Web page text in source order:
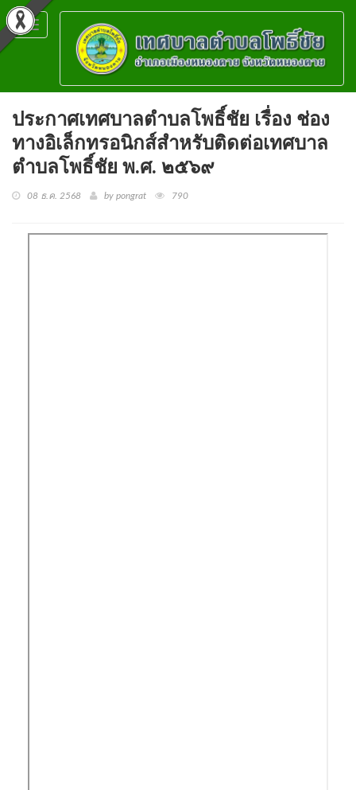
Toggle
navigation
ประกาศเทศบาลตำบลโพธิ์ชัย เรื่อง ช่อง
ทางอิเล็กทรอนิกส์สำหรับติดต่อเทศบาล
ตำบลโพธิ์ชัย พ.ศ. ๒๕๖๙
08 ธ.ค. 2568 by pongrat 790